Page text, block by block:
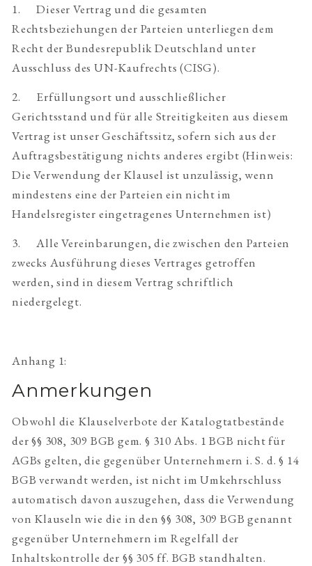
1. Dieser Vertrag und die gesamten
Rechtsbeziehungen der Parteien unterliegen dem
Recht der Bundesrepublik Deutschland unter
Ausschluss des UN-Kaufrechts (CISG).
2. Erfüllungsort und ausschließlicher
Gerichtsstand und für alle Streitigkeiten aus diesem
Vertrag ist unser Geschäftssitz, sofern sich aus der
Auftragsbestätigung nichts anderes ergibt (Hinweis:
Die Verwendung der Klausel ist unzulässig, wenn
mindestens eine der Parteien ein nicht im
Handelsregister eingetragenes Unternehmen ist)
3. Alle Vereinbarungen, die zwischen den Parteien
zwecks Ausführung dieses Vertrages getroffen
werden, sind in diesem Vertrag schriftlich
niedergelegt.
Anhang 1:
Anmerkungen
Obwohl die Klauselverbote der Katalogtatbestände
der §§ 308, 309 BGB gem. § 310 Abs. 1 BGB nicht für
AGBs gelten, die gegenüber Unternehmern i. S. d. § 14
BGB verwandt werden, ist nicht im Umkehrschluss
automatisch davon auszugehen, dass die Verwendung
von Klauseln wie die in den §§ 308, 309 BGB genannt
gegenüber Unternehmern im Regelfall der
Inhaltskontrolle der §§ 305 ff. BGB standhalten.